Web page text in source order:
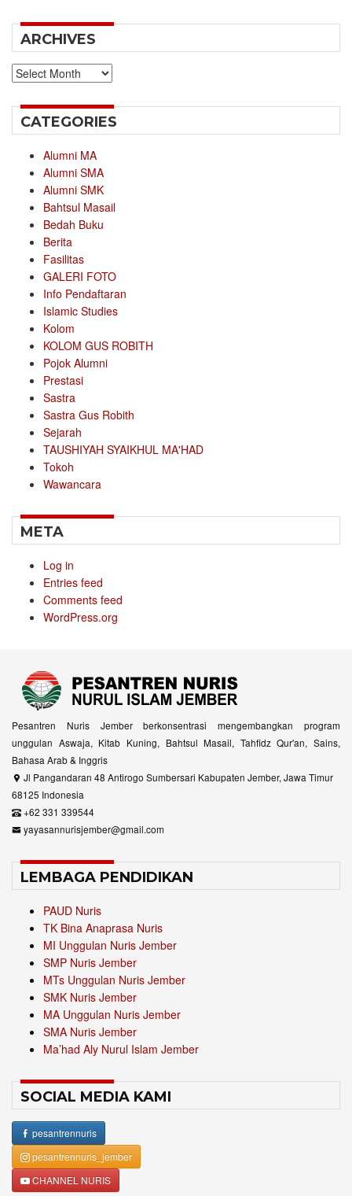
ARCHIVES
Archives
CATEGORIES
Alumni MA
Alumni SMA
Alumni SMK
Bahtsul Masail
Bedah Buku
Berita
Fasilitas
GALERI FOTO
Info Pendaftaran
Islamic Studies
Kolom
KOLOM GUS ROBITH
Pojok Alumni
Prestasi
Sastra
Sastra Gus Robith
Sejarah
TAUSHIYAH SYAIKHUL MA'HAD
Tokoh
Wawancara
META
Log in
Entries feed
Comments feed
WordPress.org
Pesantren Nuris Jember berkonsentrasi mengembangkan program
unggulan Aswaja, Kitab Kuning, Bahtsul Masail, Tahfidz Qur'an, Sains,
Bahasa Arab & Inggris
Jl Pangandaran 48 Antirogo Sumbersari Kabupaten Jember, Jawa Timur
68125 Indonesia
+62 331 339544
yayasannurisjember@gmail.com
LEMBAGA PENDIDIKAN
PAUD Nuris
TK Bina Anaprasa Nuris
MI Unggulan Nuris Jember
SMP Nuris Jember
MTs Unggulan Nuris Jember
SMK Nuris Jember
MA Unggulan Nuris Jember
SMA Nuris Jember
Ma’had Aly Nurul Islam Jember
SOCIAL MEDIA KAMI
pesantrennuris
pesantrennuris_jember
CHANNEL NURIS